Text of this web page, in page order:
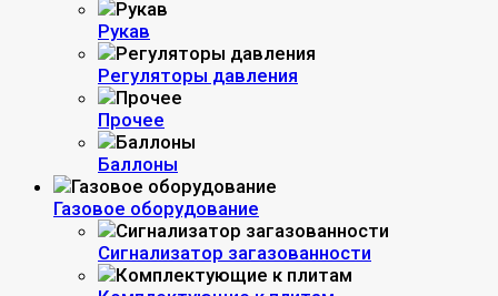
Рукав
Регуляторы давления
Прочее
Баллоны
Газовое оборудование
Сигнализатор загазованности